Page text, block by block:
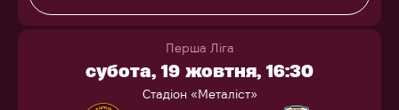
Перша Ліга
субота, 19 жовтня, 16:30
Стадіон «Металіст»